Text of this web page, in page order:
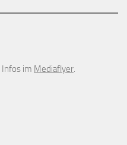
Infos im Mediaflyer.